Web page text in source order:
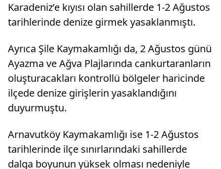
Karadeniz’e kıyısı olan sahillerde 1-2 Ağustos
tarihlerinde denize girmek yasaklanmıştı.
Ayrıca Şile Kaymakamlığı da, 2 Ağustos günü
Ayazma ve Ağva Plajlarında cankurtaranların
oluşturacakları kontrollü bölgeler haricinde
ilçede denize girişlerin yasaklandığını
duyurmuştu.
Arnavutköy Kaymakamlığı ise 1-2 Ağustos
tarihlerinde ilçe sınırlarındaki sahillerde
dalga boyunun yüksek olması nedeniyle